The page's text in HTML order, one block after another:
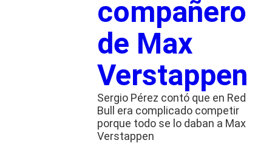
compañero
de Max
Verstappen
Sergio Pérez contó que en Red
Bull era complicado competir
porque todo se lo daban a Max
Verstappen